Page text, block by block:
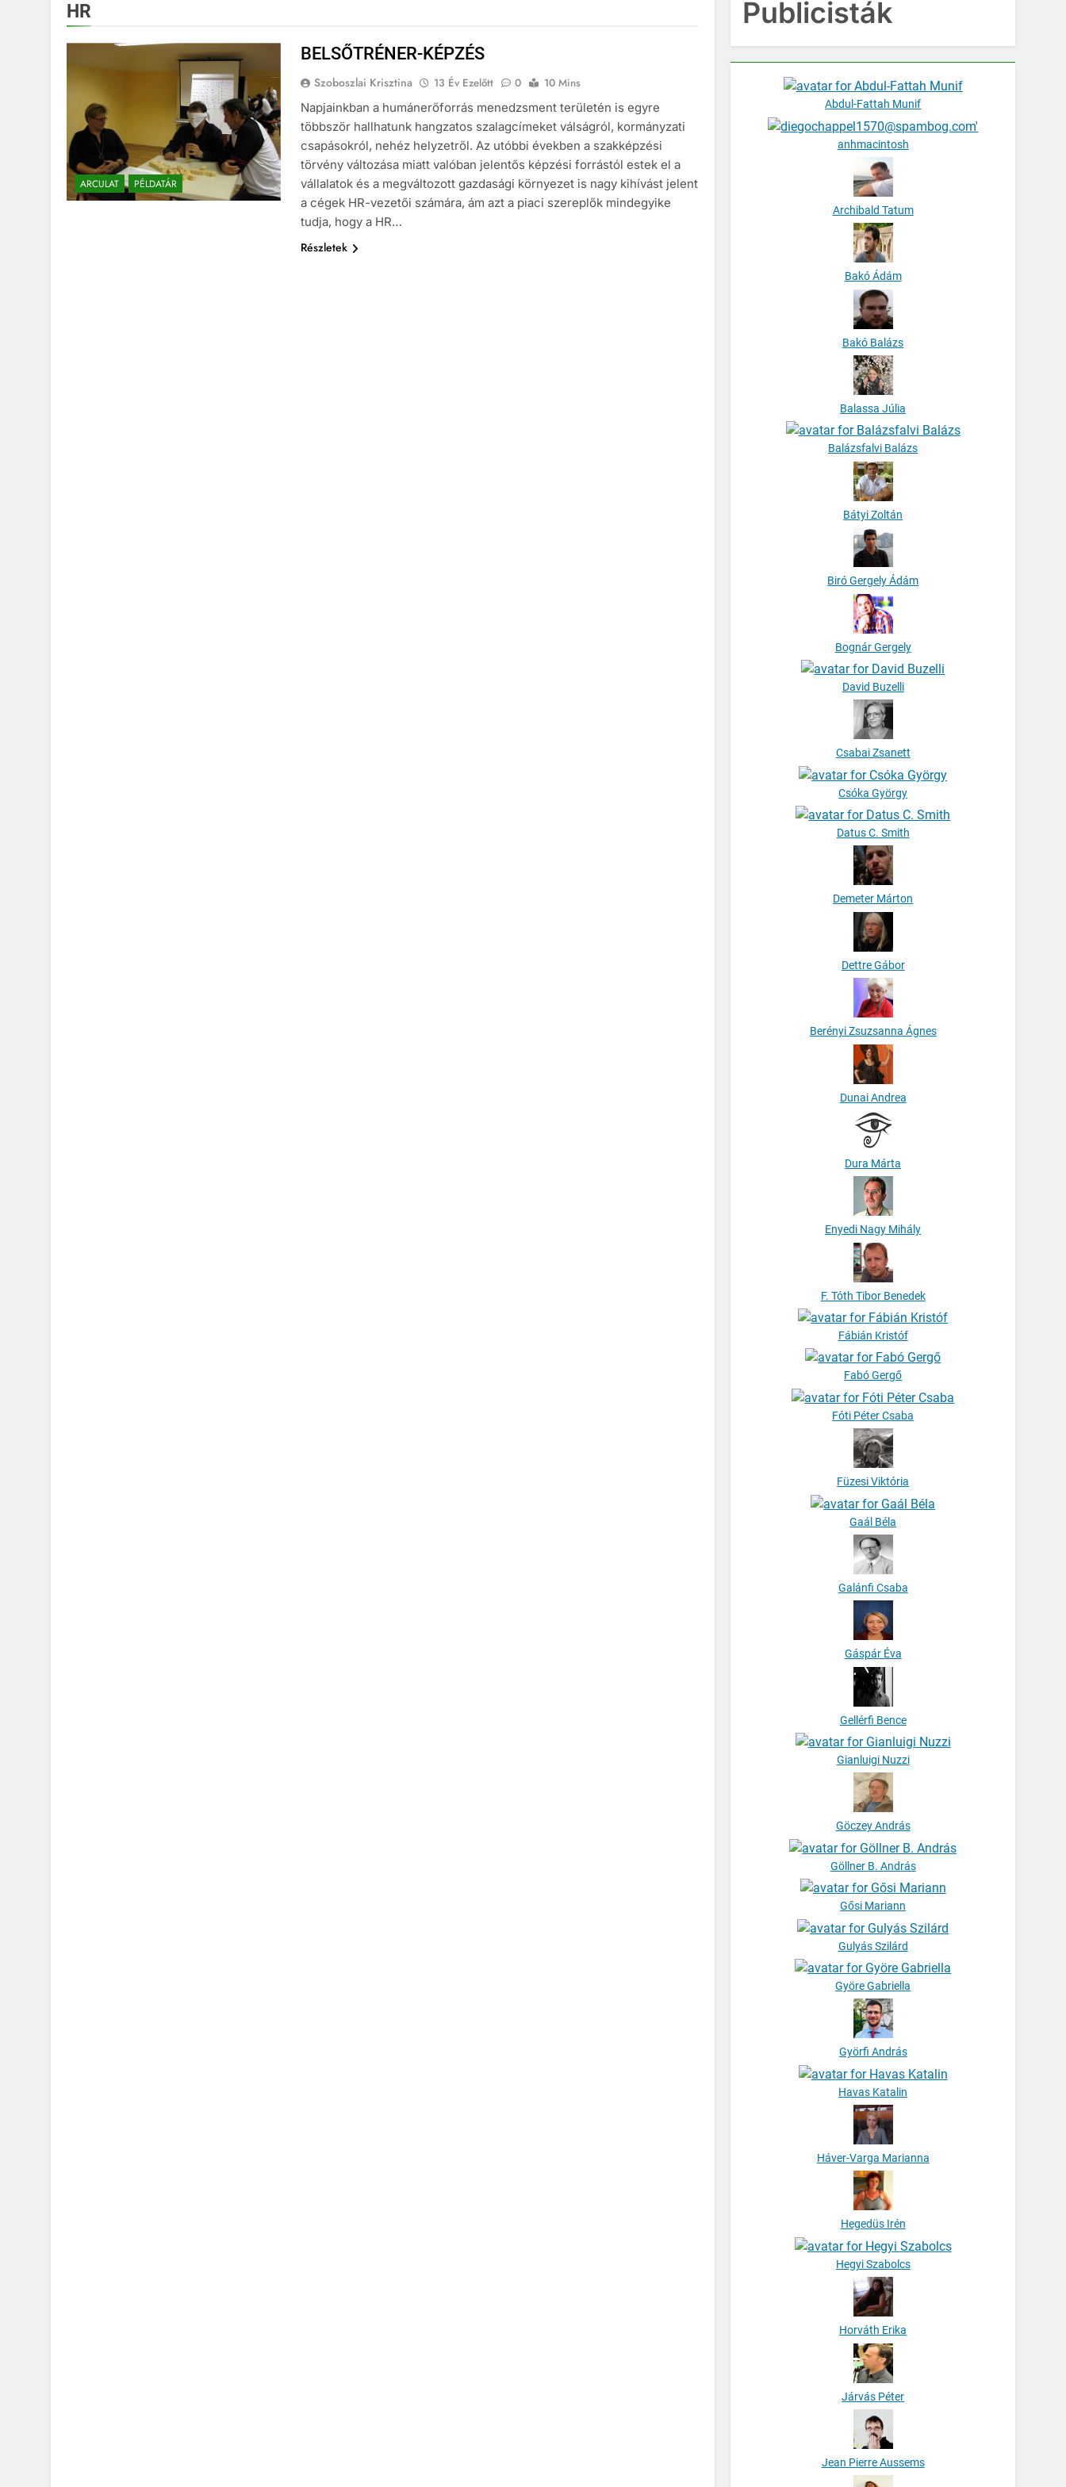
HR
ARCULAT PÉLDATÁR
BELSŐTRÉNER-KÉPZÉS
Szoboszlai Krisztina 13 Év Ezelőtt 0
10 Mins
Napjainkban a humánerőforrás menedzsment területén is egyre
többször hallhatunk hangzatos szalagcímeket válságról, kormányzati
csapásokról, nehéz helyzetről. Az utóbbi években a szakképzési
törvény változása miatt valóban jelentős képzési forrástól estek el a
vállalatok és a megváltozott gazdasági környezet is nagy kihívást jelent
a cégek HR-vezetői számára, ám azt a piaci szereplők mindegyike
tudja, hogy a HR…
Részletek
Publicisták
Abdul-Fattah Munif
anhmacintosh
Archibald Tatum
Bakó Ádám
Bakó Balázs
Balassa Júlia
Balázsfalvi Balázs
Bátyi Zoltán
Biró Gergely Ádám
Bognár Gergely
David Buzelli
Csabai Zsanett
Csóka György
Datus C. Smith
Demeter Márton
Dettre Gábor
Berényi Zsuzsanna Ágnes
Dunai Andrea
Dura Márta
Enyedi Nagy Mihály
F. Tóth Tibor Benedek
Fábián Kristóf
Fabó Gergő
Fóti Péter Csaba
Füzesi Viktória
Gaál Béla
Galánfi Csaba
Gáspár Éva
Gellérfi Bence
Gianluigi Nuzzi
Göczey András
Göllner B. András
Gősi Mariann
Gulyás Szilárd
Györe Gabriella
Györfi András
Havas Katalin
Háver-Varga Marianna
Hegedüs Irén
Hegyi Szabolcs
Horváth Erika
Járvás Péter
Jean Pierre Aussems